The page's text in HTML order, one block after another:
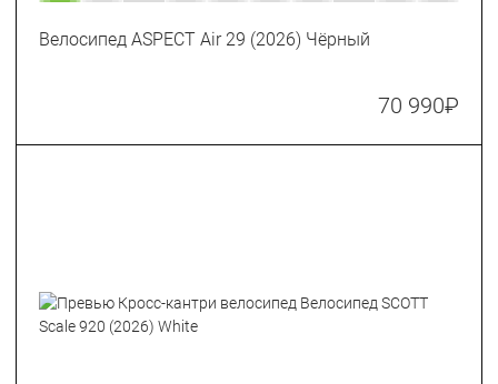
Велосипед ASPECT Air 29 (2026) Чёрный
70 990₽